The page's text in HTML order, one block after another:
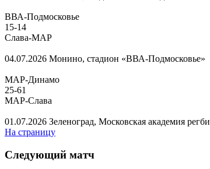
ВВА-Подмосковье
15-14
Слава-МАР
04.07.2026 Монино, стадион «ВВА-Подмосковье»
МАР-Динамо
25-61
МАР-Слава
01.07.2026 Зеленоград, Московская академия регби
На страницу
Следующий матч